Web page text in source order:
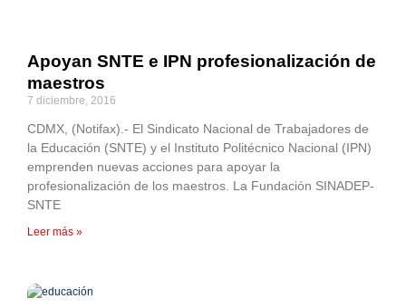
Apoyan SNTE e IPN profesionalización de
maestros
7 diciembre, 2016
CDMX, (Notifax).- El Sindicato Nacional de Trabajadores de
la Educación (SNTE) y el Instituto Politécnico Nacional (IPN)
emprenden nuevas acciones para apoyar la
profesionalización de los maestros. La Fundación SINADEP-
SNTE
Leer más »